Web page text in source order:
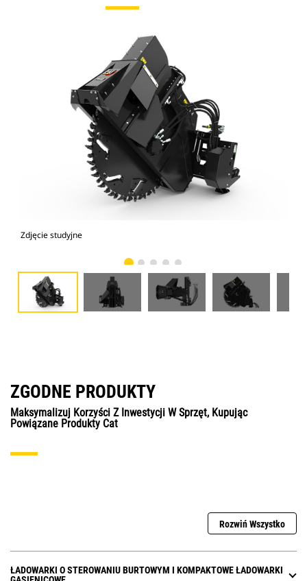
Zdjęcie studyjne
ZGODNE PRODUKTY
Maksymalizuj Korzyści Z Inwestycji W Sprzęt, Kupując
Powiązane Produkty Cat
Rozwiń Wszystko
ŁADOWARKI O STEROWANIU BURTOWYM I KOMPAKTOWE ŁADOWARKI